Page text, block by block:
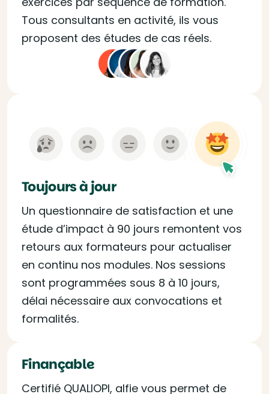
Tous consultants en activité, ils vous
proposent des études de cas réels.
Toujours à jour
Un questionnaire de satisfaction et une
étude d’impact à 90 jours remontent vos
retours aux formateurs pour actualiser
en continu nos modules. Nos sessions
sont programmées sous 8 à 10 jours,
délai nécessaire aux convocations et
formalités.
Finançable
Certifié QUALIOPI, alfie vous permet de